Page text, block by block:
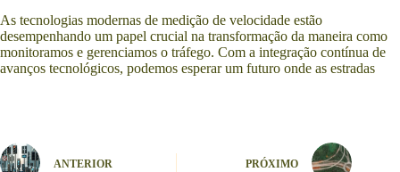
As tecnologias modernas de medição de velocidade estão
desempenhando um papel crucial na transformação da maneira como
monitoramos e gerenciamos o tráfego. Com a integração contínua de
avanços tecnológicos, podemos esperar um futuro onde as estradas
ANTERIOR PRÓXIMO